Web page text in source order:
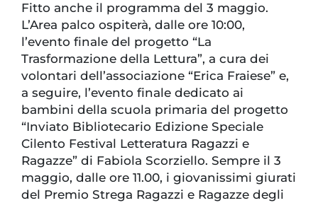
Fitto anche il programma del 3 maggio.
L’Area palco ospiterà, dalle ore 10:00,
l’evento finale del progetto “La
Trasformazione della Lettura”, a cura dei
volontari dell’associazione “Erica Fraiese” e,
a seguire, l’evento finale dedicato ai
bambini della scuola primaria del progetto
“Inviato Bibliotecario Edizione Speciale
Cilento Festival Letteratura Ragazzi e
Ragazze” di Fabiola Scorziello. Sempre il 3
maggio, dalle ore 11.00, i giovanissimi giurati
del Premio Strega Ragazzi e Ragazze degli